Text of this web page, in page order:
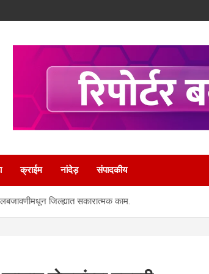
क्राईम नांदेड़ संपादकीय
जिल्ह्यात सकारात्मक काम.